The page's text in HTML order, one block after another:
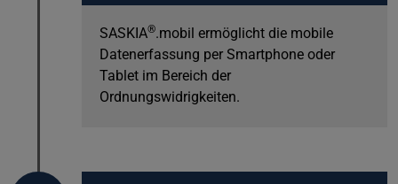
SASKIA®.mobil ermöglicht die mobile
Datenerfassung per Smartphone oder
Tablet im Bereich der
Ordnungswidrigkeiten.